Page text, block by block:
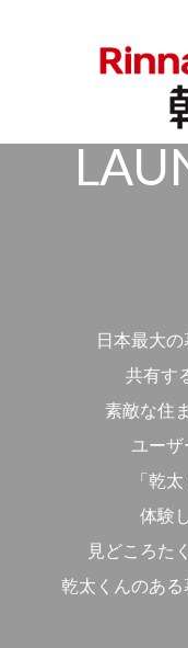
日本最大
共有す
素敵な住
ユーザ
「乾
体験
見どころた
乾太くんのある